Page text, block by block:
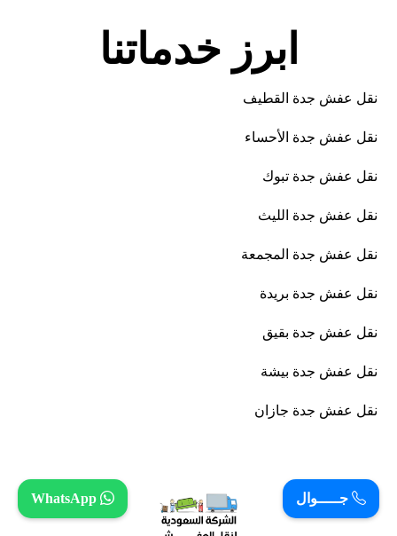
ابرز خدماتنا
نقل عفش جدة القطيف
نقل عفش جدة الأحساء
نقل عفش جدة تبوك
نقل عفش جدة الليث
نقل عفش جدة المجمعة
نقل عفش جدة بريدة
نقل عفش جدة بقيق
نقل عفش جدة بيشة
نقل عفش جدة جازان
جـــــوال